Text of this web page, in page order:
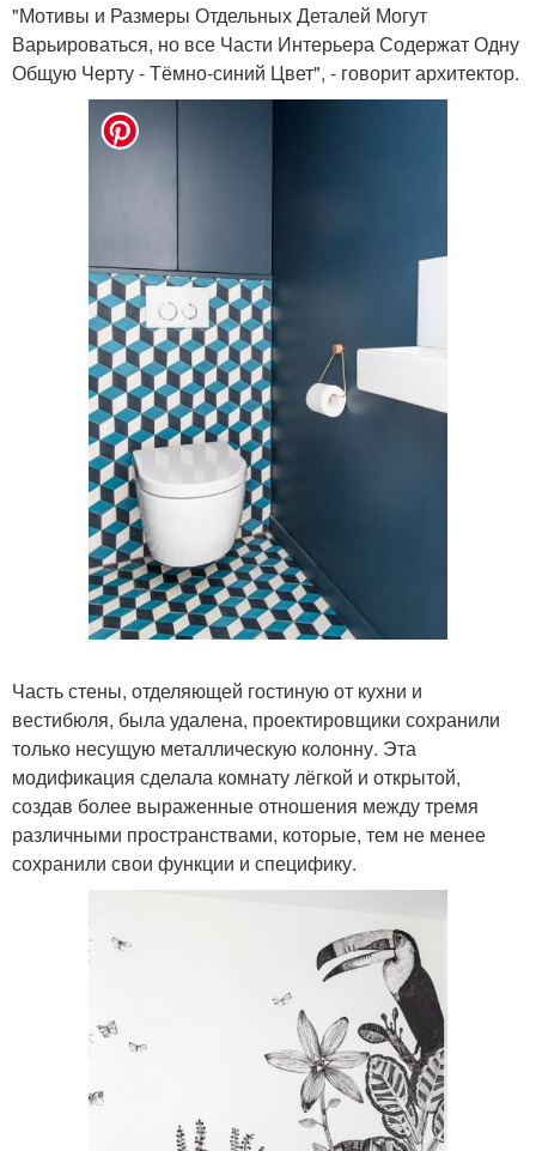
"Мотивы и Размеры Отдельных Деталей Могут
Варьироваться, но все Части Интерьера Содержат Одну
Общую Черту - Тёмно-синий Цвет", - говорит архитектор.
Часть стены, отделяющей гостиную от кухни и
вестибюля, была удалена, проектировщики сохранили
только несущую металлическую колонну. Эта
модификация сделала комнату лёгкой и открытой,
создав более выраженные отношения между тремя
различными пространствами, которые, тем не менее
сохранили свои функции и специфику.